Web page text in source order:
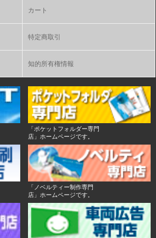
カート
特定商取引
知的所有権情報
「ポケットフォルダー専門
店」ホームページです。
「ノベルティー制作専門
店」ホームページです。